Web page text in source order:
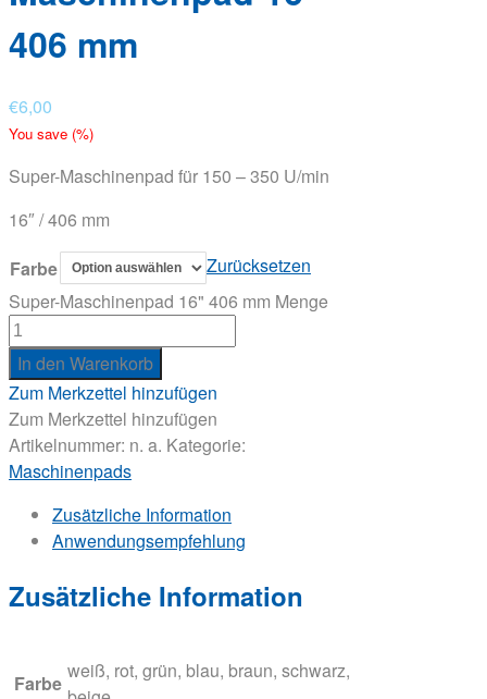
406 mm
€6,00
You save (%)
Super-Maschinenpad für 150 – 350 U/min
16″ / 406 mm
Farbe
Zurücksetzen
Super-Maschinenpad 16" 406 mm Menge
In den Warenkorb
Zum Merkzettel hinzufügen
Zum Merkzettel hinzufügen
Artikelnummer: n. a. Kategorie:
Maschinenpads
Zusätzliche Information
Anwendungsempfehlung
Zusätzliche Information
Farbe
weiß, rot, grün, blau, braun, schwarz,